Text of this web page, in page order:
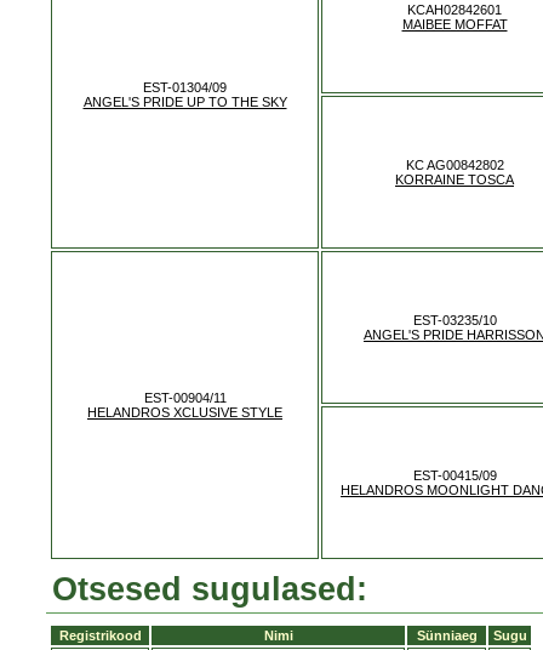
EST-01304/09
ANGEL'S PRIDE UP TO THE SKY
KCAH02842601
MAIBEE MOFFAT
KC AG00842802
KORRAINE TOSCA
EST-00904/11
HELANDROS XCLUSIVE STYLE
EST-03235/10
ANGEL'S PRIDE
EST-00415/09
HELANDROS MOONLIGHT
Otsesed sugulased:
Registrikood Nimi Sünniaeg
Sugu